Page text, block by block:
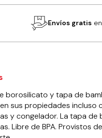
Envíos gratis
borosilicato y tapa de
sus propiedades incluso
y congelador. La tapa
Libre de BPA. Provistos